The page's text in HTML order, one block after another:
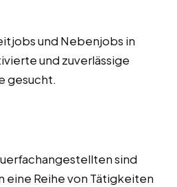
und Nebenjobs in
und zuverlässige
gesucht.
sind
eine Reihe von Tätigkeiten